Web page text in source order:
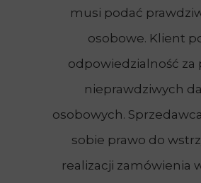
musi podać
osobowe. Klient
odpowiedzialność za
nieprawdziwych
osobowych.
sobie prawo do
realizacji zamówienia